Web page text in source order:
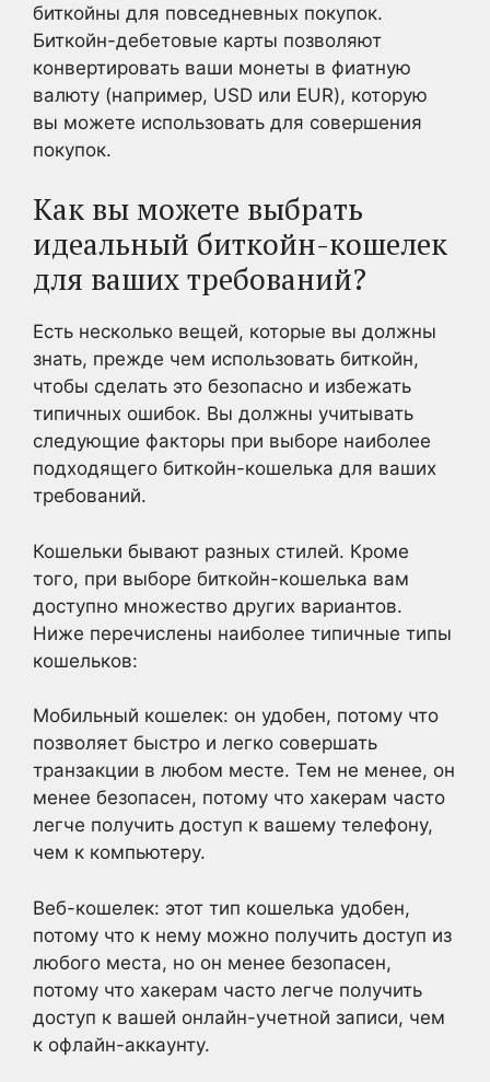
биткойны для повседневных покупок.
Биткойн-дебетовые карты позволяют
конвертировать ваши монеты в фиатную
валюту (например, USD или EUR), которую
вы можете использовать для совершения
покупок.
Как вы можете выбрать
идеальный биткойн-кошелек
для ваших требований?
Есть несколько вещей, которые вы должны
знать, прежде чем использовать биткойн,
чтобы сделать это безопасно и избежать
типичных ошибок. Вы должны учитывать
следующие факторы при выборе наиболее
подходящего биткойн-кошелька для ваших
требований.
Кошельки бывают разных стилей. Кроме
того, при выборе биткойн-кошелька вам
доступно множество других вариантов.
Ниже перечислены наиболее типичные типы
кошельков:
Мобильный кошелек: он удобен, потому что
позволяет быстро и легко совершать
транзакции в любом месте. Тем не менее, он
менее безопасен, потому что хакерам часто
легче получить доступ к вашему телефону,
чем к компьютеру.
Веб-кошелек: этот тип кошелька удобен,
потому что к нему можно получить доступ из
любого места, но он менее безопасен,
потому что хакерам часто легче получить
доступ к вашей онлайн-учетной записи, чем
к офлайн-аккаунту.